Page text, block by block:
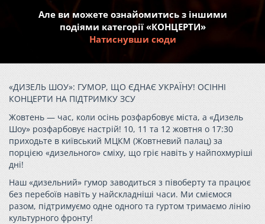
Але ви можете ознайомитись з іншими
подіями категорії «КОНЦЕРТИ»
Натиснувши сюди
«ДИЗЕЛЬ ШОУ»: ГУМОР, ЩО ЄДНАЄ УКРАЇНУ! ОСІННІ
КОНЦЕРТИ НА ПІДТРИМКУ ЗСУ
Жовтень — час, коли осінь розфарбовує міста, а «Дизель
Шоу» розфарбовує настрій! 10, 11 та 12 жовтня о 17:30
приходьте в київський МЦКМ (Жовтневий палац) за
порцією «дизельного» сміху, що гріє навіть у найпохмуріші
дні!
Наш «дизельний» гумор заводиться з півоберту та працює
без перебоїв навіть у найскладніші часи. Ми сміємося
разом, підтримуємо одне одного та гуртом тримаємо лінію
культурного фронту!